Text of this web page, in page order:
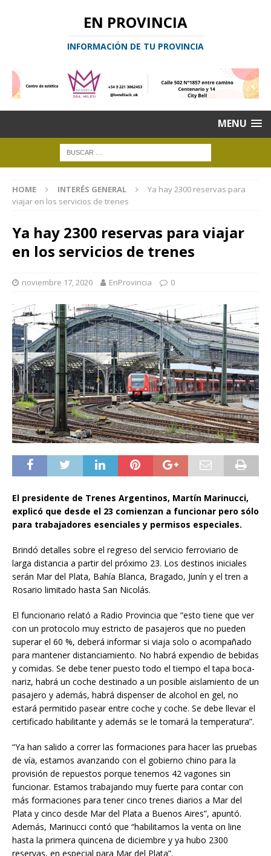
EN PROVINCIA
INFORMACIÓN DE TU PROVINCIA
MENU
HOME INTERÉS GENERAL
Ya hay 2300 reservas para
viajar en los servicios de trenes
Ya hay 2300 reservas para viajar
en los servicios de trenes
noviembre 17, 2020 EnProvincia 0
El presidente de Trenes Argentinos, Martín Marinucci,
explicó que desde el 23 comienzan a funcionar pero sólo
para trabajadores esenciales y permisos especiales.
Brindó detalles sobre el regreso del servicio ferroviario de
larga distancia a partir del próximo 23. Los destinos iniciales
serán Mar del Plata, Bahía Blanca, Bragado, Junín y el tren a
Rosario limitado hasta San Nicolás.
El funcionario relató a Radio Provincia que “esto tiene que ver
con un protocolo muy estricto de pasajeros que no pueden
superar el 60 %, deberá informar si viaja solo o acompañado
para mantener distanciamiento. No habrá expendio de bebidas
y comidas. Se debe tener puesto todo el tiempo el tapa boca-
nariz, habrá un coche destinado a un posible aislamiento de un
pasajero y además, habrá dispenser de alcohol en gel, no
estará permitido pasear entre coche y coche. Se debe llevar el
certificado habilitante y además se le tomará la temperatura”.
“Ya han salido a correr las formaciones para hacer las pruebas
de vía, estamos avanzando con el gobierno chino para la
provisión de repuestos porque tenemos 42 vagones sin
funcionar. Estamos trabajando muy fuerte para contar con
más formaciones para tener cinco trenes diarios a Mar del
Plata y cinco desde Mar del Plata a Buenos Aires”, apuntó.
Además, Marinucci contó que “habilitamos la venta on line
hasta la primera quincena de diciembre y ya hubo 2300
reservas, en especial para Mar del Plata”.